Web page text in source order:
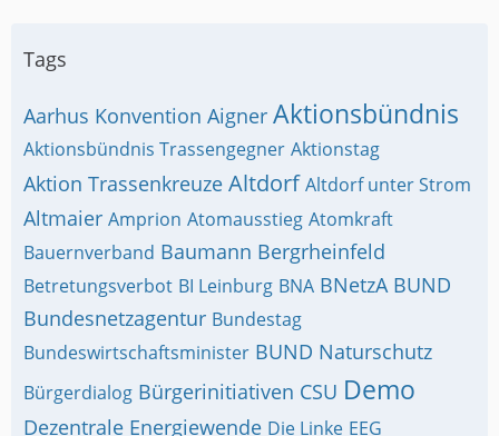
Tags
Aarhus Konvention Aigner Aktionsbündnis
Aktionsbündnis Trassengegner Aktionstag
Aktion Trassenkreuze Altdorf Altdorf unter Strom
Altmaier Amprion Atomausstieg Atomkraft
Bauernverband Baumann Bergrheinfeld
Betretungsverbot BI Leinburg BNA BNetzA BUND
Bundesnetzagentur Bundestag
Bundeswirtschaftsminister BUND Naturschutz
Bürgerdialog Bürgerinitiativen CSU Demo
Dezentrale Energiewende Die Linke EEG